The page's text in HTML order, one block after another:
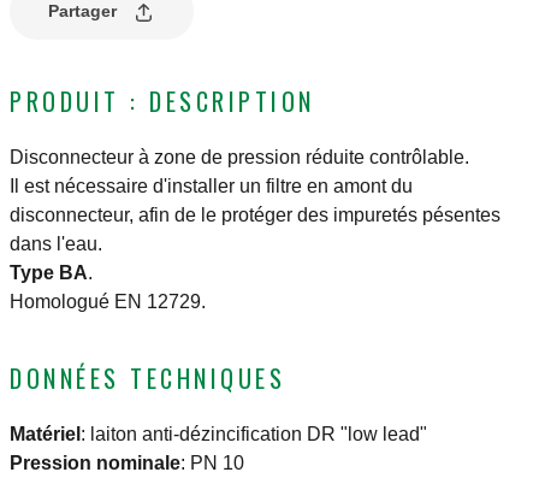
Partager
PRODUIT : DESCRIPTION
Disconnecteur à zone de pression réduite contrôlable.
Il est nécessaire d'installer un filtre en amont du
disconnecteur, afin de le protéger des impuretés pésentes
dans l'eau.
Type BA.
Homologué EN 12729.
DONNÉES TECHNIQUES
Matériel : laiton anti-dézincification DR "low lead"
Pression nominale: PN 10